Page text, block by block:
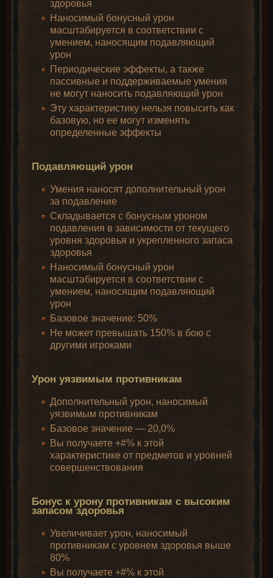
здоровья
Наносимый бонусный урон
масштабируется в соответствии с
умением, наносящим подавляющий
урон
Периодические эффекты, а также
пассивные и поддерживаемые умения
не могут наносить подавляющий урон
Эту характеристику нельзя повысить как
базовую, но ее могут изменять
определенные эффекты
Подавляющий урон
Умения наносят дополнительный урон
за подавление
Складывается с бонусным уроном
подавления в зависимости от текущего
уровня здоровья и укрепленного запаса
здоровья
Наносимый бонусный урон
масштабируется в соответствии с
умением, наносящим подавляющий
урон
Базовое значение: 50%
Не может превышать 150% в бою с
другими игроками
Урон уязвимым противникам
Дополнительный урон, наносимый
уязвимым противникам
Базовое значение — 20,0%
Вы получаете +#% к этой
характеристике от предметов и уровней
совершенствования
Бонус к урону противникам с высоким
запасом здоровья
Увеличивает урон, наносимый
противникам с уровнем здоровья выше
80%
Вы получаете +#% к этой